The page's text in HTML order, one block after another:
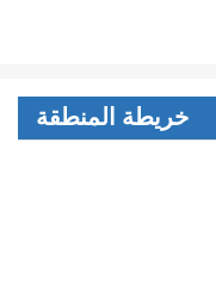
خريطة المنطقة